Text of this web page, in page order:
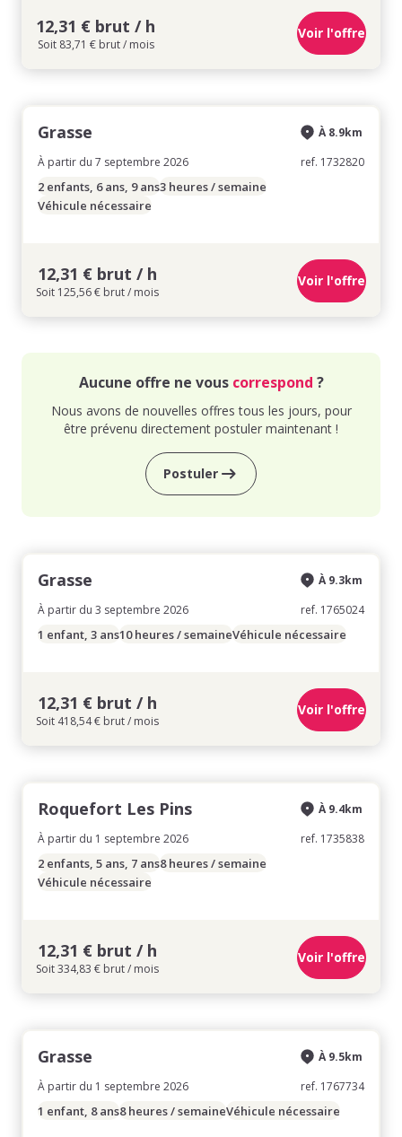
12,31 € brut / h
Soit 83,71 € brut / mois
Voir l'offre
Grasse
À partir du 7 septembre 2026
À 8.9km
ref. 1732820
2 enfants, 6 ans, 9 ans3 heures / semaine
Véhicule nécessaire
12,31 € brut / h
Soit 125,56 € brut / mois
Voir l'offre
Aucune offre ne vous correspond ?
Nous avons de nouvelles offres tous les jours, pour
être prévenu directement postuler maintenant !
Postuler
Grasse
À partir du 3 septembre 2026
À 9.3km
ref. 1765024
1 enfant, 3 ans10 heures / semaineVéhicule nécessaire
12,31 € brut / h
Soit 418,54 € brut / mois
Voir l'offre
Roquefort Les Pins
À partir du 1 septembre 2026
À 9.4km
ref. 1735838
2 enfants, 5 ans, 7 ans8 heures / semaine
Véhicule nécessaire
12,31 € brut / h
Soit 334,83 € brut / mois
Voir l'offre
Grasse
À partir du 1 septembre 2026
À 9.5km
ref. 1767734
1 enfant, 8 ans8 heures / semaineVéhicule nécessaire